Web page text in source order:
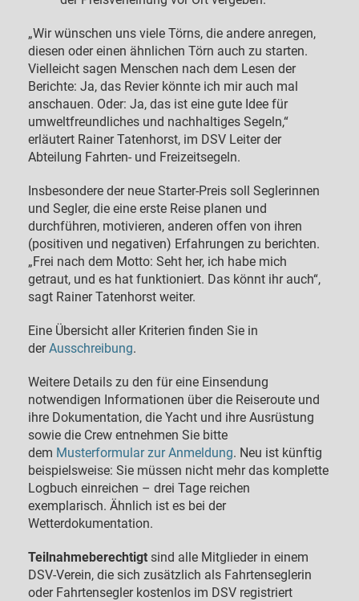
„Wir wünschen uns viele Törns, die andere anregen,
diesen oder einen ähnlichen Törn auch zu starten.
Vielleicht sagen Menschen nach dem Lesen der
Berichte: Ja, das Revier könnte ich mir auch mal
anschauen. Oder: Ja, das ist eine gute Idee für
umweltfreundliches und nachhaltiges Segeln,“
erläutert Rainer Tatenhorst, im DSV Leiter der
Abteilung Fahrten- und Freizeitsegeln.
Insbesondere der neue Starter-Preis soll Seglerinnen
und Segler, die eine erste Reise planen und
durchführen, motivieren, anderen offen von ihren
(positiven und negativen) Erfahrungen zu berichten.
„Frei nach dem Motto: Seht her, ich habe mich
getraut, und es hat funktioniert. Das könnt ihr auch“,
sagt Rainer Tatenhorst weiter.
Eine Übersicht aller Kriterien finden Sie in
derAusschreibung.
Weitere Details zu den für eine Einsendung
notwendigen Informationen über die Reiseroute und
ihre Dokumentation, die Yacht und ihre Ausrüstung
sowie die Crew entnehmen Sie bitte
dem Musterformular zur Anmeldung. Neu ist künftig
beispielsweise: Sie müssen nicht mehr das komplette
Logbuch einreichen – drei Tage reichen
exemplarisch. Ähnlich ist es bei der
Wetterdokumentation.
Teilnahmeberechtigt sind alle Mitglieder in einem
DSV-Verein, die sich zusätzlich als Fahrtenseglerin
oder Fahrtensegler kostenlos im DSV registriert